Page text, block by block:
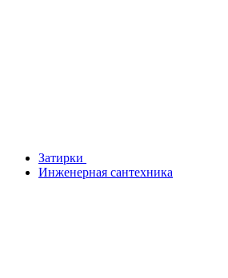
Затирки
Инженерная сантехника